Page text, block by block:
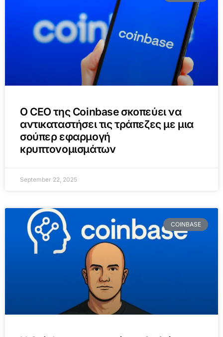
Ο CEO της Coinbase σκοπεύει να
αντικαταστήσει τις τράπεζες με μια
σούπερ εφαρμογή
κρυπτονομισμάτων
September 22, 2025
COINBASE